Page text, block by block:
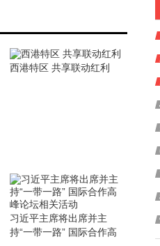
西港特区 共享联动红利
习近平主席将出席并主
持“一带一路” 国际合作高